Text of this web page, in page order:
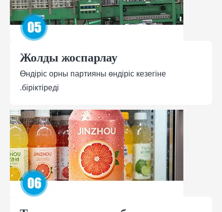
Жолды жоспарлау
Өндіріс орны партияны өндіріс кезегіне
біріктіреді.